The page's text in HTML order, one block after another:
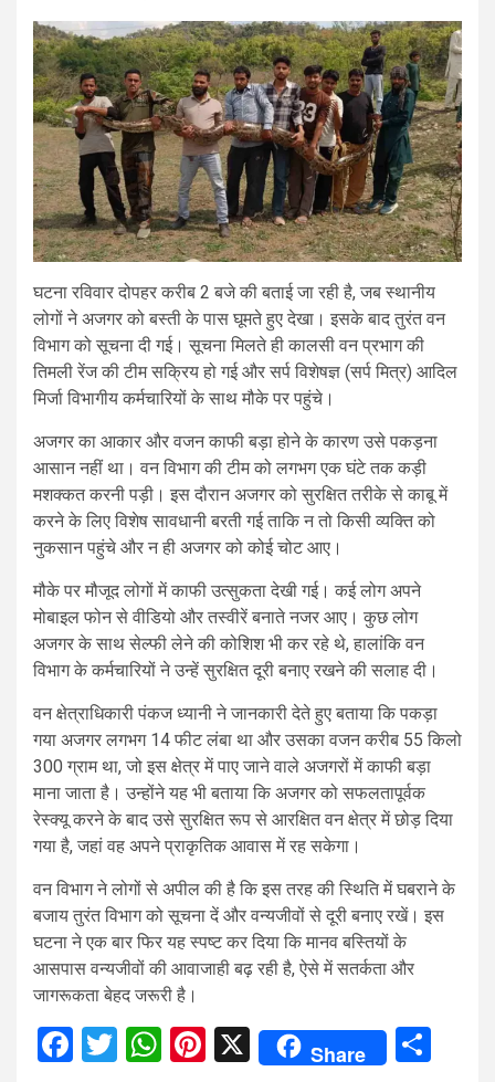
घटना रविवार दोपहर करीब 2 बजे की बताई जा रही है, जब स्थानीय
लोगों ने अजगर को बस्ती के पास घूमते हुए देखा। इसके बाद तुरंत वन
विभाग को सूचना दी गई। सूचना मिलते ही कालसी वन प्रभागकी
तिमली रेंज की टीम सक्रिय हो गई और सर्प विशेषज्ञ (सर्प मित्र) आदिल
मिर्जा विभागीय कर्मचारियों के साथ मौके पर पहुंचे।
अजगर का आकार और वजन काफी बड़ा होने के कारण उसे पकड़ना
आसान नहीं था। वन विभाग की टीम को लगभग एक घंटे तक कड़ी
मशक्कत करनी पड़ी। इस दौरान अजगर को सुरक्षित तरीके से काबू में
करने के लिए विशेष सावधानी बरती गई ताकि न तो किसी व्यक्ति को
नुकसान पहुंचे और न ही अजगर को कोई चोट आए।
मौके पर मौजूद लोगों में काफी उत्सुकता देखी गई। कई लोग अपने
मोबाइल फोन से वीडियो और तस्वीरें बनाते नजर आए। कुछ लोग
अजगर के साथ सेल्फी लेने की कोशिश भी कर रहे थे, हालांकि वन
विभाग के कर्मचारियों ने उन्हें सुरक्षित दूरी बनाए रखने की सलाह दी।
वन क्षेत्राधिकारी पंकज ध्यानी ने जानकारी देते हुए बताया कि पकड़ा
गया अजगर लगभग 14 फीट लंबा था और उसका वजन करीब 55 किलो
300 ग्राम था, जो इस क्षेत्र में पाए जाने वाले अजगरों में काफी बड़ा
माना जाता है। उन्होंने यह भी बताया कि अजगर को सफलतापूर्वक
रेस्क्यू करने के बाद उसे सुरक्षित रूप से आरक्षित वन क्षेत्र में छोड़ दिया
गया है, जहां वह अपने प्राकृतिक आवास में रह सकेगा।
वन विभाग ने लोगों से अपील की है कि इस तरह की स्थिति में घबराने के
बजाय तुरंत विभाग को सूचना दें और वन्यजीवों से दूरी बनाए रखें। इस
घटना ने एक बार फिर यह स्पष्ट कर दिया कि मानव बस्तियों के
आसपास वन्यजीवों की आवाजाही बढ़ रही है, ऐसे में सतर्कता और
जागरूकता बेहद जरूरी है।
Facebook
Twitter
WhatsApp
Pinterest
X Share